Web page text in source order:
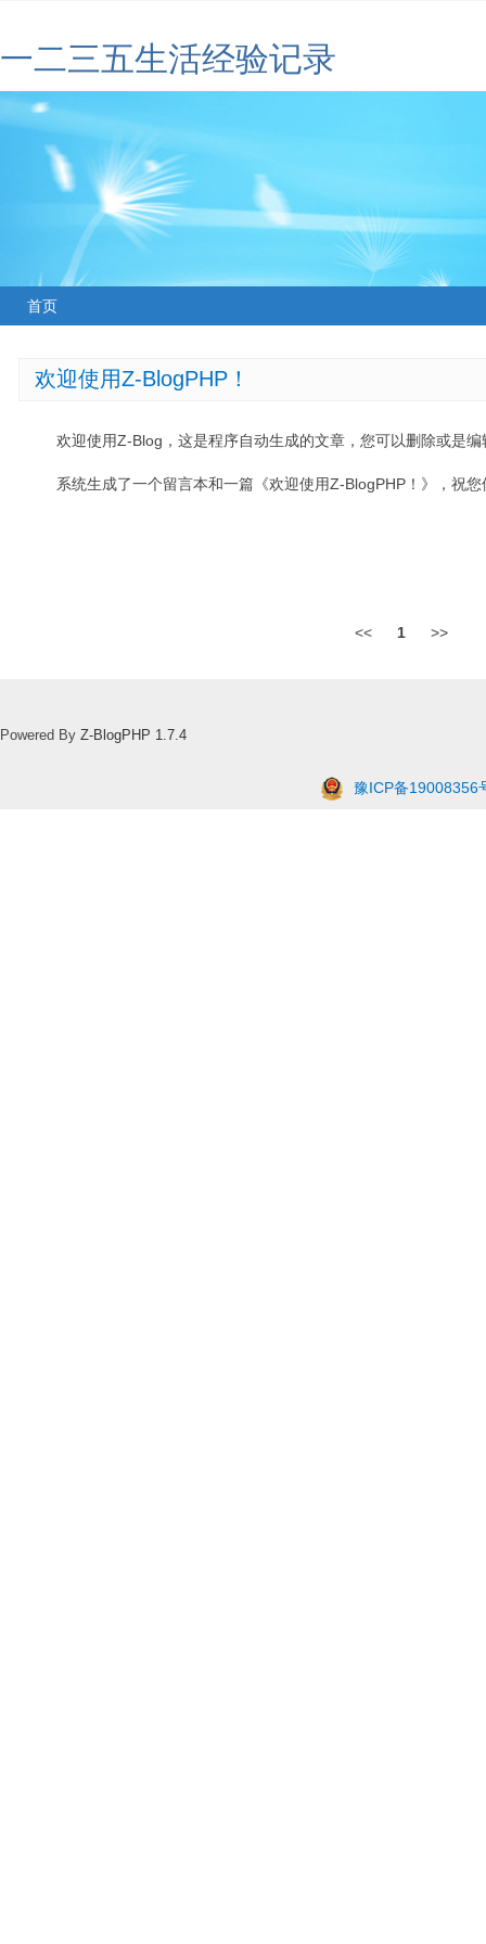
一二三五生活经验记录
首页
欢迎使用Z-BlogPHP！
欢迎使用Z-Blog，这是程序自动生成的文章，您可以删除或是编
系统生成了一个留言本和一篇《欢迎使用Z-BlogPHP！》，祝
<< 1 >>
Powered By Z-BlogPHP 1.7.4
豫ICP备19008356